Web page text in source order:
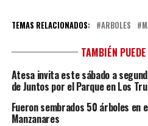
TEMAS RELACIONADOS: ARBOLES
TAMBIÉN
Atesa invita este sábado a
de Juntos por el Parque en Los
Fueron sembrados 50 árboles en
Manzanares